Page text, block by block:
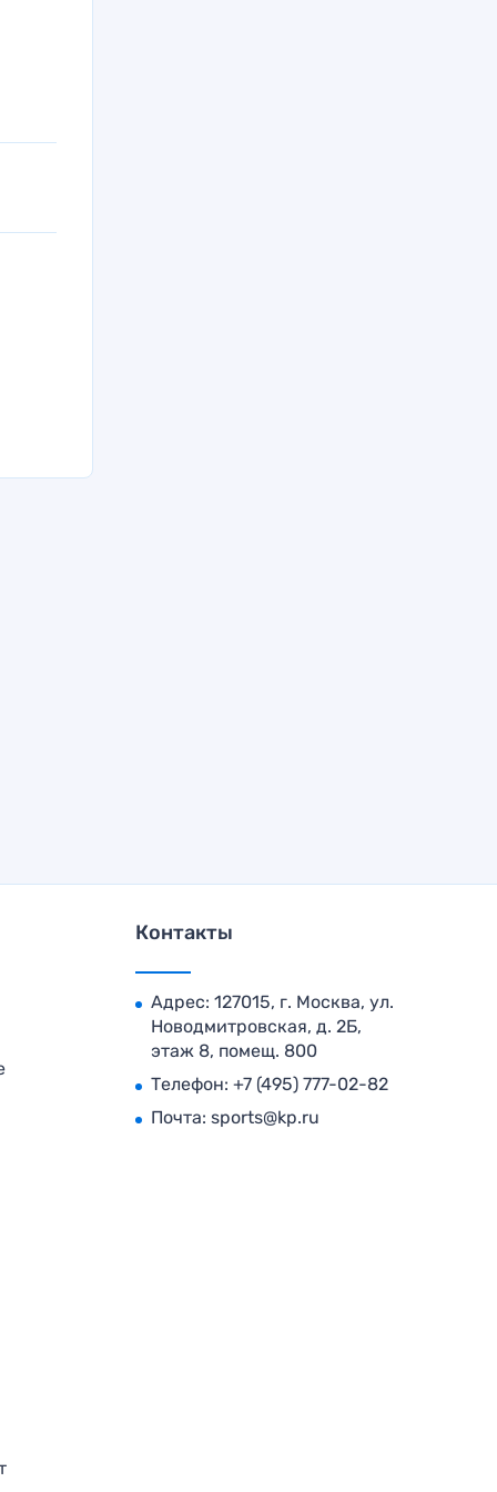
Контакты
Адрес: 127015, г. Москва, ул.
Новодмитровская, д. 2Б,
этаж 8, помещ. 800
Телефон: +7 (495) 777-02-82
Почта: sports@kp.ru